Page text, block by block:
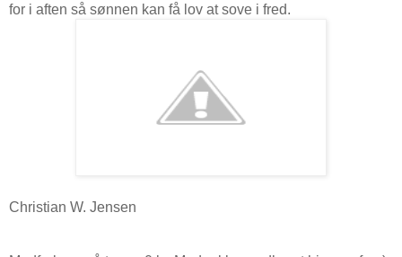
for i aften så sønnen kan få lov at sove i fred.
Christian W. Jensen